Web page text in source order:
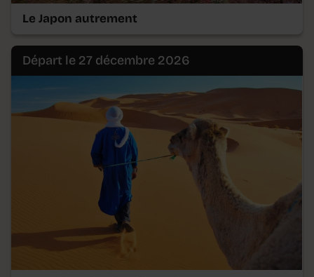
Le Japon autrement
Départ le 27 décembre 2026